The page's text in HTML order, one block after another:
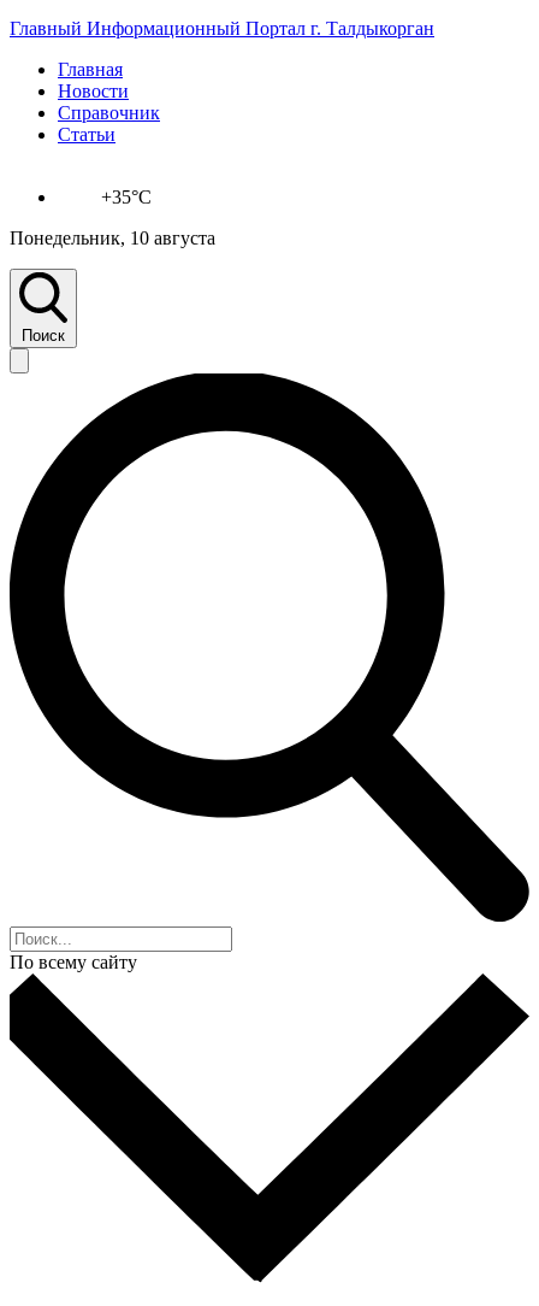
Главный Информационный Портал г. Талдыкорган
Главная
Новости
Справочник
Статьи
+35°C
Понедельник, 10 августа
Поиск
По всему сайту